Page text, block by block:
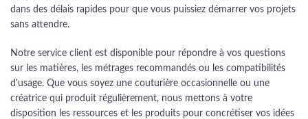
dans des délais rapides pour que vous puissiez démarrer vos projets
sans attendre.
Notre service client est disponible pour répondre à vos questions
sur les matières, les métrages recommandés ou les compatibilités
d'usage. Que vous soyez une couturière occasionnelle ou une
créatrice qui produit régulièrement, nous mettons à votre
disposition les ressources et les produits pour concrétiser vos idées